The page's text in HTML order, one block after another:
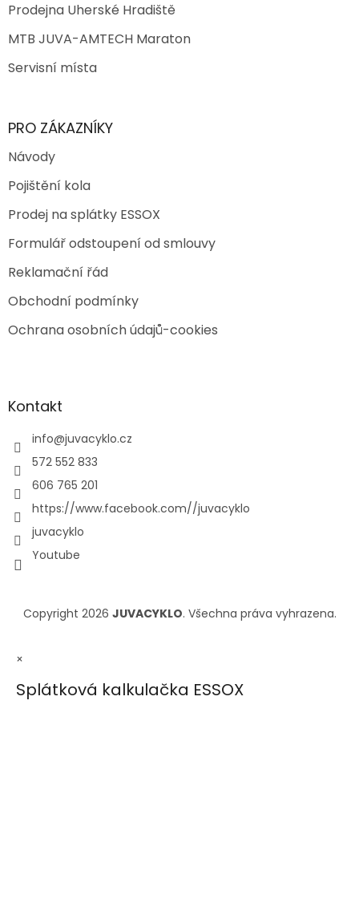
Prodejna Uherské Hradiště
MTB JUVA-AMTECH Maraton
Servisní místa
PRO ZÁKAZNÍKY
Návody
Pojištění kola
Prodej na splátky ESSOX
Formulář odstoupení od smlouvy
Reklamační řád
Obchodní podmínky
Ochrana osobních údajů-cookies
Kontakt
info@juvacyklo.cz
572 552 833
606 765 201
https://www.facebook.com//juvacyklo
juvacyklo
Youtube
Copyright 2026 JUVACYKLO. Všechna práva vyhrazena.
×
Splátková kalkulačka ESSOX